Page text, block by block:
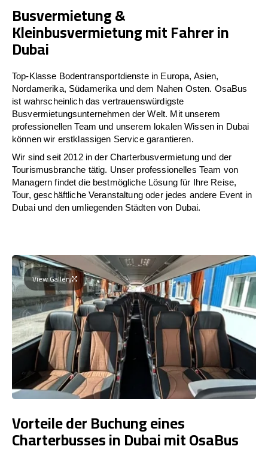
Busvermietung &
Kleinbusvermietung mit Fahrer in
Dubai
Top-Klasse Bodentransportdienste in Europa, Asien,
Nordamerika, Südamerika und dem Nahen Osten. OsaBus
ist wahrscheinlich das vertrauenswürdigste
Busvermietungsunternehmen der Welt. Mit unserem
professionellen Team und unserem lokalen Wissen in Dubai
können wir erstklassigen Service garantieren.
Wir sind seit 2012 in der Charterbusvermietung und der
Tourismusbranche tätig. Unser professionelles Team von
Managern findet die bestmögliche Lösung für Ihre Reise,
Tour, geschäftliche Veranstaltung oder jedes andere Event in
Dubai und den umliegenden Städten von Dubai.
View Gallery
Vorteile der Buchung eines
Charterbusses in Dubai mit OsaBus